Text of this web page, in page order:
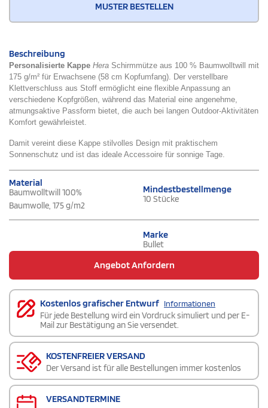
MUSTER BESTELLEN
Beschreibung
Personalisierte Kappe Hera Schirmmütze aus 100 % Baumwolltwill mit
175 g/m² für Erwachsene (58 cm Kopfumfang). Der verstellbare
Klettverschluss aus Stoff ermöglicht eine flexible Anpassung an
verschiedene Kopfgrößen, während das Material eine angenehme,
atmungsaktive Passform bietet, die auch bei langen Outdoor-Aktivitäten
Komfort gewährleistet.
Damit vereint diese Kappe stilvolles Design mit praktischem
Sonnenschutz und ist das ideale Accessoire für sonnige Tage.
Material
Baumwolltwill 100%
Baumwolle, 175 g/m2
Mindestbestellmenge
10 Stücke
Marke
Bullet
Angebot Anfordern
Kostenlos grafischer Entwurf Informationen
Für jede Bestellung wird ein Vordruck simuliert und per E-
Mail zur Bestätigung an Sie versendet.
KOSTENFREIER VERSAND
Der Versand ist für alle Bestellungen immer kostenlos
VERSANDTERMINE